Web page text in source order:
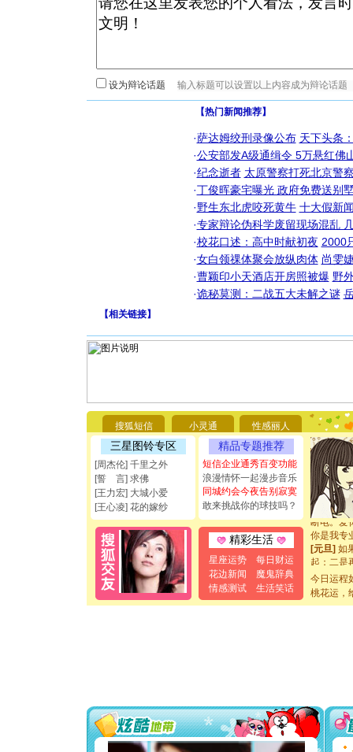
设为辩论话题
【热门新闻推荐】
·萨达姆绞刑录像公布 天下头条
·公安部发A级通缉令 5万悬红佛
·纪念逝者 太原警察打死北京警
·丁俊晖豪宅曝光 政府免费送别
·野生东北虎咬死黄牛 十大假新
·专家辩论伪科学废留现场混乱
·校花口述：高中时献初夜 2000
·女白领祼体聚会放纵肉体 尚雯
·曹颖印小天酒店开房照被爆 野
·诡秘莫测：二战五大未解之谜
【相关链接】
搜狐短信 小灵通 性感丽人
三星图铃专区
[周杰伦] 千里之外
[誓 言] 求佛
[王力宏] 大城小爱
[王心凌] 花的嫁纱
精品专题推荐
短信企业通秀百变功能
浪漫情怀一起漫步音乐
同城约会今夜告别寂寞
敢来挑战你的球技吗？
精彩生活
星座运势
每日财运
花边新闻
魔鬼辞典
情感测试
生活笑话
你太多，
要平安
[圣诞节]
能正大光
都要快乐
[圣诞节]
如意,快
[元旦]看
断电。爱
你是我专
[元旦] 如
起；二是
[元旦]当
泣，这痛
[圣诞节]
你太多，
要平安
[圣诞节]
今日运程
桃花运，